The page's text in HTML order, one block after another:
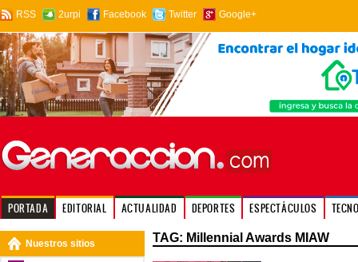
RSS 2urpi Facebook Twitter Google+
PORTADA EDITORIAL ACTUALIDAD DEPORTES ESPECTÁCULOS
Nuestros sitios TAG: Millennial Awards MIAW